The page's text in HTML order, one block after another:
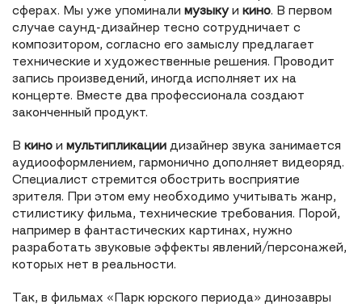
сферах. Мы уже упоминали музыку и кино. В первом
случае саунд-дизайнер тесно сотрудничает с
композитором, согласно его замыслу предлагает
технические и художественные решения. Проводит
запись произведений, иногда исполняет их на
концерте. Вместе два профессионала создают
законченный продукт.
В кино и мультипликации дизайнер звука занимается
аудиооформлением, гармонично дополняет видеоряд.
Специалист стремится обострить восприятие
зрителя. При этом ему необходимо учитывать жанр,
стилистику фильма, технические требования. Порой,
например в фантастических картинах, нужно
разработать звуковые эффекты явлений/персонажей,
которых нет в реальности.
Так, в фильмах «Парк юрского периода» динозавры